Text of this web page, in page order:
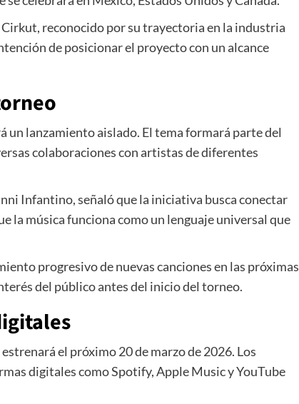
Cirkut, reconocido por su trayectoria en la industria
de posicionar el proyecto con un alcance
un lanzamiento aislado. El tema formará parte del
colaboraciones con artistas de diferentes
Infantino, señaló que la iniciativa busca conectar
la música funciona como un lenguaje universal que
progresivo de nuevas canciones en las próximas
del público antes del inicio del torneo.
el próximo 20 de marzo de 2026. Los
digitales comoSpotify,Apple MusicyYouTube